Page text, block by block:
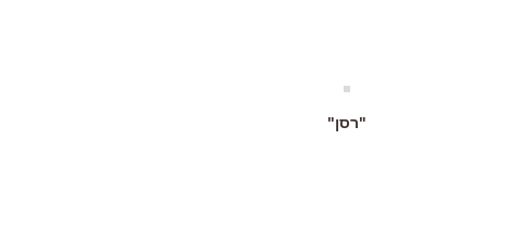
"רסן"